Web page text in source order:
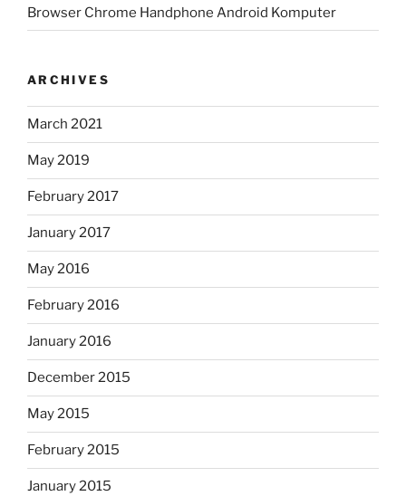
Browser Chrome Handphone Android Komputer
ARCHIVES
March 2021
May 2019
February 2017
January 2017
May 2016
February 2016
January 2016
December 2015
May 2015
February 2015
January 2015